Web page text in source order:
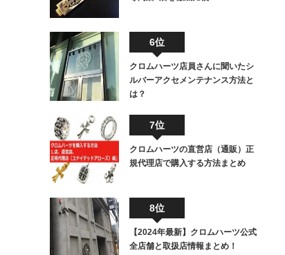
6位
クロムハーツ店員さんに聞いたシ
ルバーアクセメンテナンス方法と
は？
7位
クロムハーツの直営店（通販）正
規代理店で購入する方法まとめ
8位
【2024年最新】クロムハーツ公式
全店舗と取扱店情報まとめ！